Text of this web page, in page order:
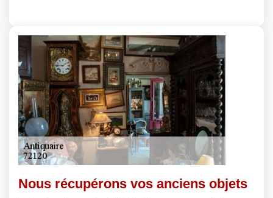
Nous récupérons vos anciens objets